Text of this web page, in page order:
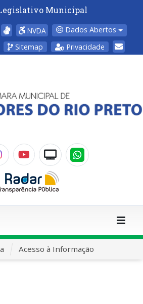
Municipal
NVDA
Dados Abertos
Sitemap Privacidade
Acesso à Informação